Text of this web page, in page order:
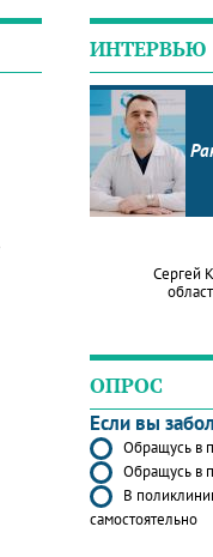
ИНТЕРВЬЮ
Сергей
ОПРОС
Если вы
Обращусь в
Обращусь в
В
самостоятельно